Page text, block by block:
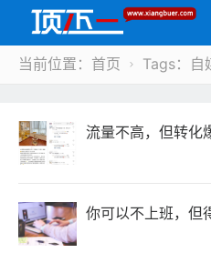
当前位置： 首页  Tags：自
流量不高，但转化
你可以不上班，但